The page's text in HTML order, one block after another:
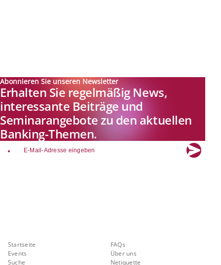
Abonnieren Sie unseren Newsletter
Erhalten Sie regelmäßig News,
interessante Beiträge und
Seminarangebote zu den aktuellen
Banking-Themen.
email
Startseite
Events
Suche
FAQs
Über uns
Netiquette